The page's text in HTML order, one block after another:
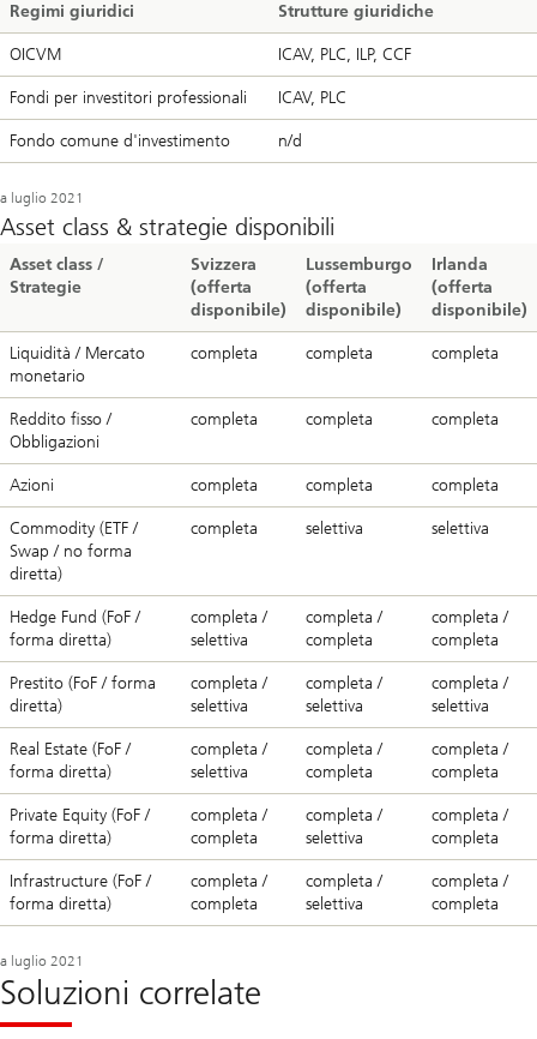
Regimi giuridici Strutture giuridiche
OICVM ICAV, PLC, ILP, CCF
Fondi per investitori professionali ICAV, PLC
Fondo comune d'investimento n/d
a luglio 2021
Asset class & strategie disponibili
Asset class /
Strategie
Svizzera
(offerta
disponibile)
Lussemburgo
(offerta
disponibile)
Irlanda
(offerta
disponibile)
Liquidità / Mercato
monetario
completa completa completa
Reddito fisso /
Obbligazioni
completa completa completa
Azioni completa completa completa
Commodity (ETF /
Swap / no forma
diretta)
completa selettiva selettiva
Hedge Fund (FoF /
forma diretta)
completa /
selettiva
completa /
completa
completa /
completa
Prestito (FoF / forma
diretta)
completa /
selettiva
completa /
selettiva
completa /
selettiva
Real Estate (FoF /
forma diretta)
completa /
selettiva
completa /
completa
completa /
completa
Private Equity (FoF /
forma diretta)
completa /
completa
completa /
selettiva
completa /
completa
Infrastructure (FoF /
forma diretta)
completa /
completa
completa /
selettiva
completa /
completa
a luglio 2021
Soluzioni correlate